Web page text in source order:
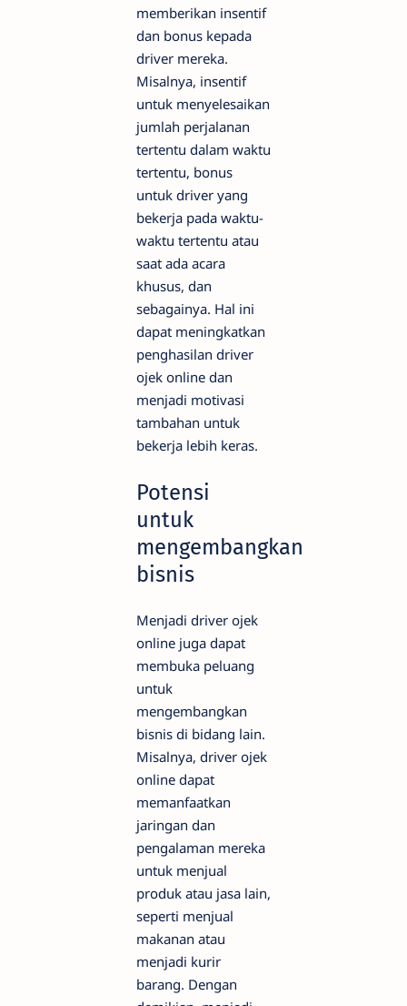
memberikan insentif
dan bonus kepada
driver mereka.
Misalnya, insentif
untuk menyelesaikan
jumlah perjalanan
tertentu dalam waktu
tertentu, bonus
untuk driver yang
bekerja pada waktu-
waktu tertentu atau
saat ada acara
khusus, dan
sebagainya. Hal ini
dapat meningkatkan
penghasilan driver
ojek online dan
menjadi motivasi
tambahan untuk
bekerja lebih keras.
Potensi
untuk
mengembangkan
bisnis
Menjadi driver ojek
online juga dapat
membuka peluang
untuk
mengembangkan
bisnis di bidang lain.
Misalnya, driver ojek
online dapat
memanfaatkan
jaringan dan
pengalaman mereka
untuk menjual
produk atau jasa lain,
seperti menjual
makanan atau
menjadi kurir
barang. Dengan